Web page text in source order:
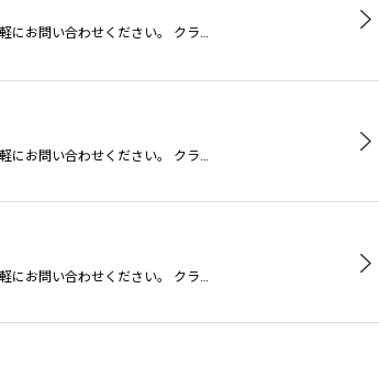
にお問い合わせください。 クラ…
お問い合わせください。 クラ…
にお問い合わせください。 クラ…